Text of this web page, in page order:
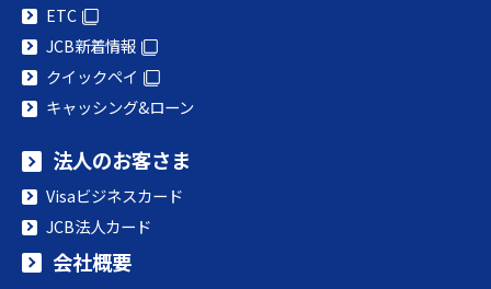
ETC
JCB新着情報
クイックペイ
キャッシング&ローン
法人のお客さま
Visaビジネスカード
JCB法人カード
会社概要